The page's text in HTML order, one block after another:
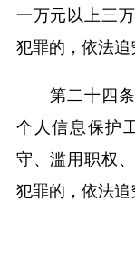
一万元以上三
犯罪的，依法追
第二十四条
个人信息保护
守、滥用职权
犯罪的，依法追